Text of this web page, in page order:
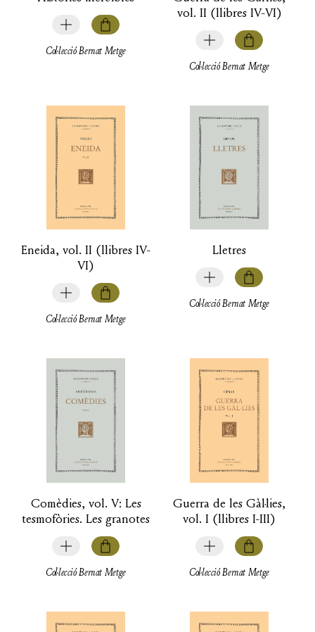
Col·lecció Bernat Metge
vol. II (llibres IV-VI)
Col·lecció Bernat Metge
Eneida, vol. II (llibres IV-
VI)
Col·lecció Bernat Metge
Lletres
Col·lecció Bernat Metge
Comèdies, vol. V: Les
tesmofòries. Les granotes
Col·lecció Bernat Metge
Guerra de les Gàl·lies,
vol. I (llibres I-III)
Col·lecció Bernat Metge